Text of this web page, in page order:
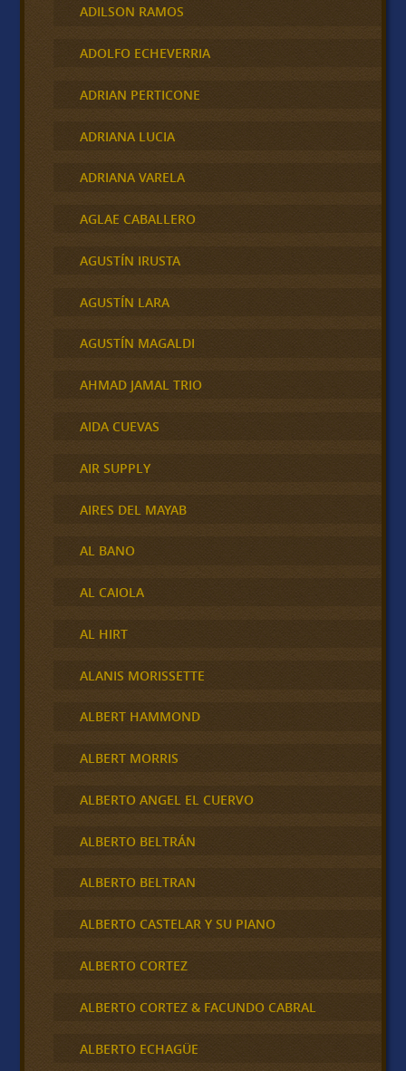
ADILSON RAMOS
ADOLFO ECHEVERRIA
ADRIAN PERTICONE
ADRIANA LUCIA
ADRIANA VARELA
AGLAE CABALLERO
AGUSTÍN IRUSTA
AGUSTÍN LARA
AGUSTÍN MAGALDI
AHMAD JAMAL TRIO
AIDA CUEVAS
AIR SUPPLY
AIRES DEL MAYAB
AL BANO
AL CAIOLA
AL HIRT
ALANIS MORISSETTE
ALBERT HAMMOND
ALBERT MORRIS
ALBERTO ANGEL EL CUERVO
ALBERTO BELTRÁN
ALBERTO BELTRAN
ALBERTO CASTELAR Y SU PIANO
ALBERTO CORTEZ
ALBERTO CORTEZ & FACUNDO CABRAL
ALBERTO ECHAGÜE